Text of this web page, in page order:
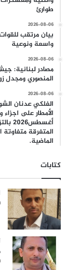
طوارئ
2026-08-06
بيان مرتقب
واسعة ونوعية
2026-08-06
مصادر لبنانية:
المنصوري ومجدل
2026-08-06
المتفرقة
الماضية.
كتابات